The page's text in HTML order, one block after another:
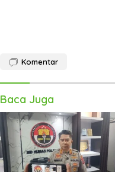
Komentar
Baca Juga